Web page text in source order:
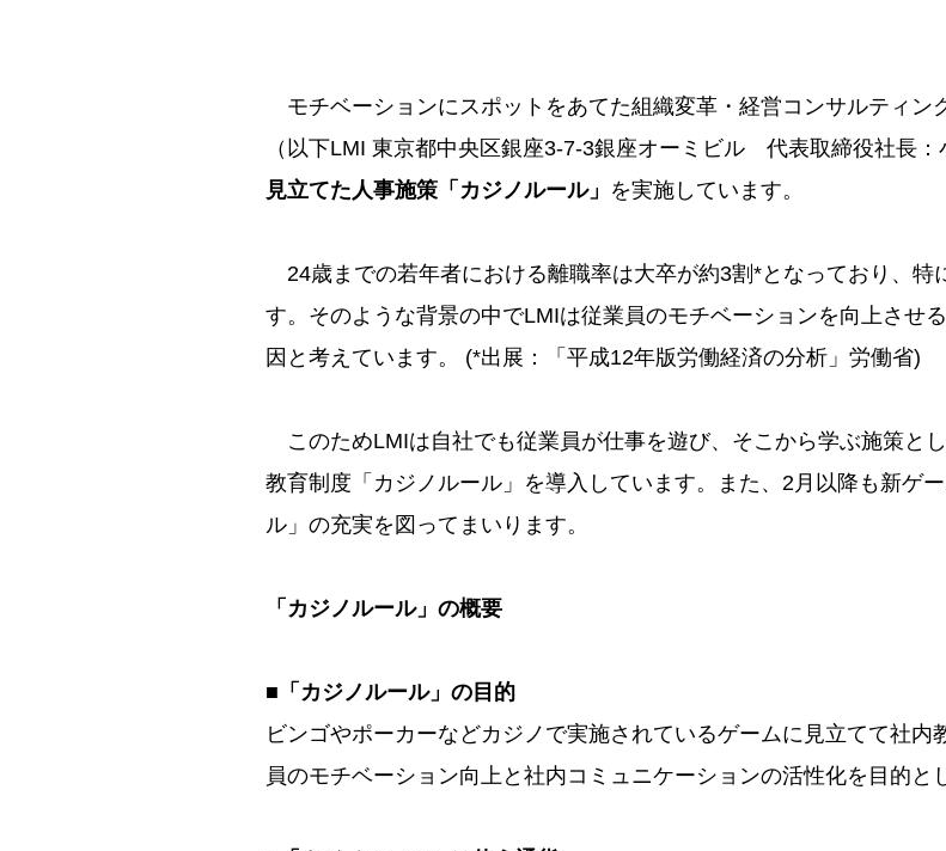
モチベーションにスポットをあてた組織変革・経営コンサルティン
（以下LMI 東京都中央区銀座3-7-3銀座オーミビル 代表取締役社長：
見立てた人事施策「カジノルール」 を実施しています。
24歳までの若年者における離職率は大卒が約3割*となっており、特
す。そのような背景の中でLMIは従業員のモチベーションを向上させ
因と考えています。 (*出展：「平成12年版労働経済の分析」労働省)
このためLMIは自社でも従業員が仕事を遊び、そこから学ぶ施策と
教育制度「カジノルール」を導入しています。また、2月以降も新ゲ
ル」の充実を図ってまいります。
「カジノルール」の概要
■「カジノルール」の目的
ビンゴやポーカーなどカジノで実施されているゲームに見立てて社
員のモチベーション向上と社内コミュニケーションの活性化を目的と